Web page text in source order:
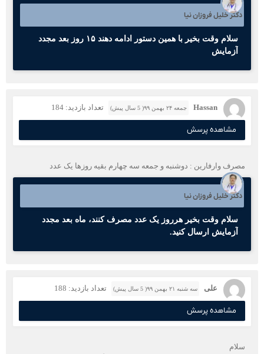
دکتر خلیل فروزان نیا
سلام وقت بخیر با همین دستور ادامه دهند ۱۵ روز بعد مجدد
آزمایش
Hassan جمعه ۲۴ بهمن ۹۹( 5 سال پیش) تعداد بازدید: 184
مشاهده پرسش
مصرف وارفارین : دوشنبه و جمعه سه چهارم بقیه روزها یک عدد
دکتر خلیل فروزان نیا
سلام وقت بخیر هرروز یک عدد مصرف کنند، ماه بعد مجدد
آزمایش ارسال کنید.
علی سه شنبه ۲۱ بهمن ۹۹( 5 سال پیش) تعداد بازدید: 188
مشاهده پرسش
سلام